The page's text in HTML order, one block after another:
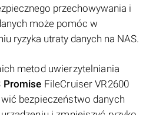
przechowywania i
może pomóc w
ryzyka utraty danych na NAS.
metod uwierzytelniania
Promise FileCruiser VR2600
bezpieczeństwo danych